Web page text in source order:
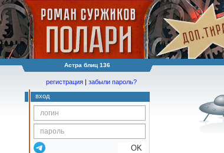
Астра блиц 136
регистрация | забыли пароль?
вход
OK